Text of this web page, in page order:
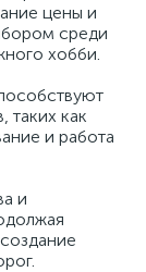
цены и
среди
хобби.
таких как
и работа
и